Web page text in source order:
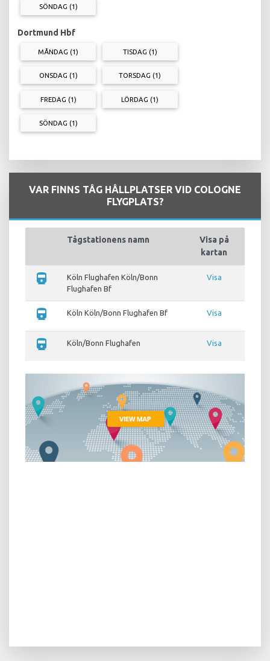
SÖNDAG (1)
Dortmund Hbf
MÅNDAG (1) TISDAG (1)
ONSDAG (1) TORSDAG (1)
FREDAG (1) LÖRDAG (1)
SÖNDAG (1)
VAR FINNS TÅG HÅLLPLATSER VID COLOGNE
FLYGPLATS?
Tågstationens namn
Visa på
kartan
directions_train
Köln Flughafen Köln/Bonn
Flughafen Bf
Visa
directions_train Köln Köln/Bonn Flughafen Bf Visa
directions_train Köln/Bonn Flughafen Visa